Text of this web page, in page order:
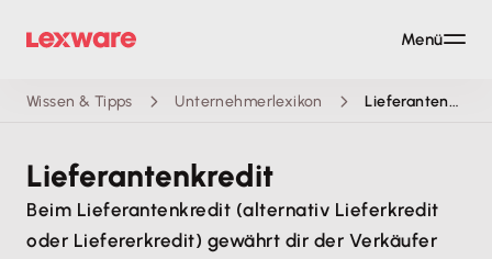
Wissen & Tipps Unternehmerlexikon Lieferantenkredit
Lieferantenkredit
Beim Lieferantenkredit (alternativ Lieferkredit
oder Liefererkredit) gewährt dir der Verkäufer
Menü